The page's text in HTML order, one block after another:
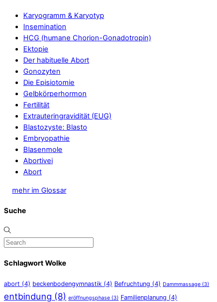
Karyogramm & Karyotyp
Insemination
HCG (humane Chorion-Gonadotropin)
Ektopie
Der habituelle Abort
Gonozyten
Die Episiotomie
Gelbkörperhormon
Fertilität
Extrauteringravidität (EUG)
Blastozyste: Blasto
Embryopathie
Blasenmole
Abortivei
Abort
mehr im Glossar
Suche
Schlagwort Wolke
abort (4) beckenbodengymnastik (4) Befruchtung (4) Dammmassage (3)
entbindung (8) eröffnungsphase (3) Familienplanung (4)